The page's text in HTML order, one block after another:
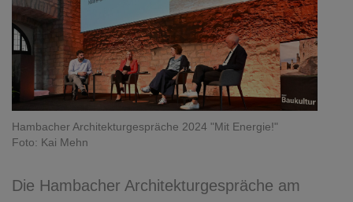
Hambacher Architekturgespräche 2024 "Mit Energie!"
Foto: Kai Mehn
Die Hambacher Architekturgespräche am